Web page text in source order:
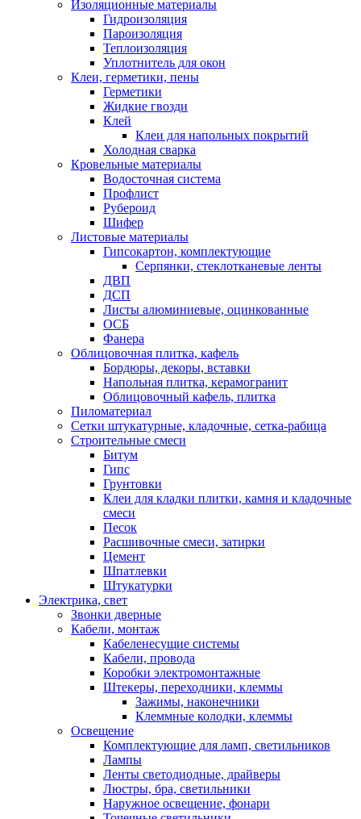
Изоляционные материалы
Гидроизоляция
Пароизоляция
Теплоизоляция
Уплотнитель для окон
Клеи, герметики, пены
Герметики
Жидкие гвозди
Клей
Клеи для напольных покрытий
Холодная сварка
Кровельные материалы
Водосточная система
Профлист
Рубероид
Шифер
Листовые материалы
Гипсокартон, комплектующие
Серпянки, стеклотканевые ленты
ДВП
ДСП
Листы алюминиевые, оцинкованные
ОСБ
Фанера
Облицовочная плитка, кафель
Бордюры, декоры, вставки
Напольная плитка, керамогранит
Облицовочный кафель, плитка
Пиломатериал
Сетки штукатурные, кладочные, сетка-рабица
Строительные смеси
Битум
Гипс
Грунтовки
Клеи для кладки плитки, камня и кладочные
смеси
Песок
Расшивочные смеси, затирки
Цемент
Шпатлевки
Штукатурки
Электрика, свет
Звонки дверные
Кабели, монтаж
Кабеленесущие системы
Кабели, провода
Коробки электромонтажные
Штекеры, переходники, клеммы
Зажимы, наконечники
Клеммные колодки, клеммы
Освещение
Комплектующие для ламп, светильников
Лампы
Ленты светодиодные, драйверы
Люстры, бра, светильники
Наружное освещение, фонари